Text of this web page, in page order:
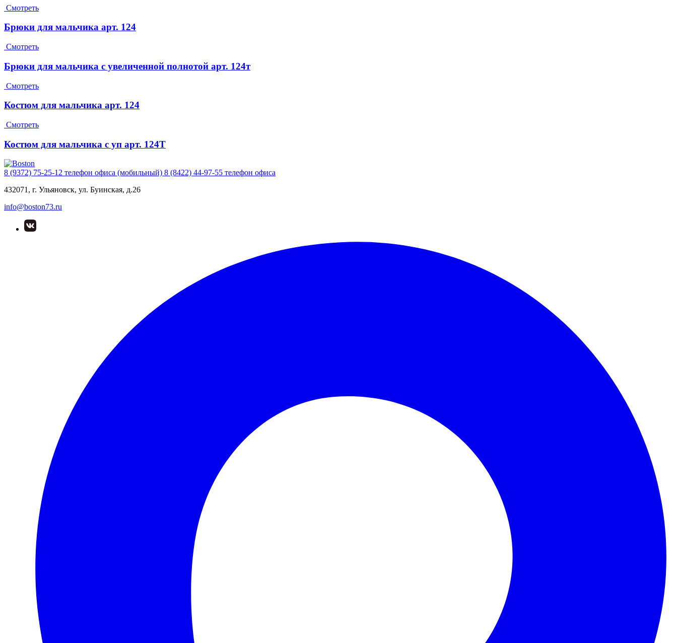
Смотреть
Брюки для мальчика арт. 124
Смотреть
Брюки для мальчика с увеличенной полнотой арт. 124т
Смотреть
Костюм для мальчика арт. 124
Смотреть
Костюм для мальчика с уп арт. 124Т
8 (9372) 75-25-12 телефон офиса (мобильный) 8 (8422) 44-97-55 телефон офиса
432071, г. Ульяновск, ул. Буинская, д.26
info@boston73.ru